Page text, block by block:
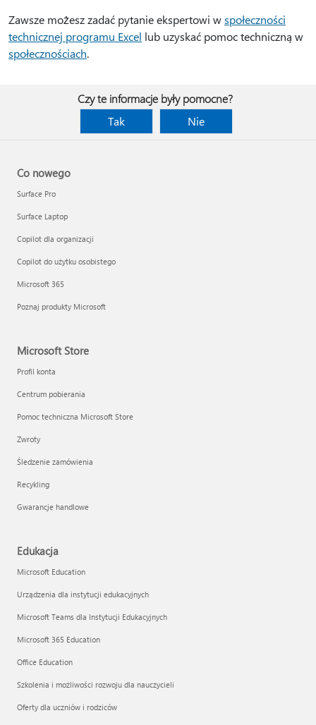
Zawsze możesz zadać pytanie ekspertowi wspołeczności
technicznej programu Excel lub uzyskać pomoc techniczną w
społecznościach.
Czy te informacje były pomocne?
Tak
Nie
Co nowego
Surface Pro
Surface Laptop
Copilot dla organizacji
Copilot do użytku osobistego
Microsoft 365
Poznaj produkty Microsoft
Microsoft Store
Profil konta
Centrum pobierania
Pomoc techniczna Microsoft Store
Zwroty
Śledzenie zamówienia
Recykling
Gwarancje handlowe
Edukacja
Microsoft Education
Urządzenia dla instytucji edukacyjnych
Microsoft Teams dla Instytucji Edukacyjnych
Microsoft 365 Education
Office Education
Szkolenia i możliwości rozwoju dla nauczycieli
Oferty dla uczniów i rodziców